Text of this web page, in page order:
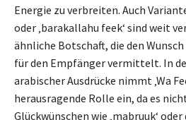
Energie zu verbreiten. Auch
oder ‚barakallahu feek‘ sind weit
ähnliche Botschaft, die den
für den Empfänger vermittelt. In
arabischer Ausdrücke nimmt ‚Wa
herausragende Rolle ein, da es
Glückwünschen wie ‚mabruuk‘